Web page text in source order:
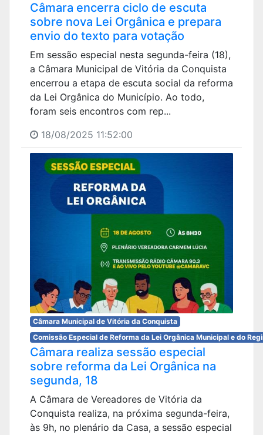
Câmara encerra ciclo de escuta
sobre nova Lei Orgânica e prepara
envio do texto para votação
Em sessão especial nesta segunda-feira (18),
a Câmara Municipal de Vitória da Conquista
encerrou a etapa de escuta social da reforma
da Lei Orgânica do Município. Ao todo,
foram seis encontros com rep...
18/08/2025 11:52:00
Câmara Municipal de Vitória da Conquista
Comissão Especial de Reforma da Lei Orgânica Municipal e do
Câmara realiza sessão especial
sobre reforma da Lei Orgânica na
segunda, 18
A Câmara de Vereadores de Vitória da
Conquista realiza, na próxima segunda-feira,
às 9h, no plenário da Casa, a sessão especial